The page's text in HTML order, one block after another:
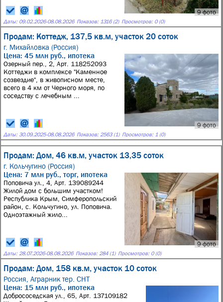
9 фото
Даты: 09.02.2026-08.08.2026 Показов: 1316 (2) Просмотров: 0 (0)
Продам: Коттедж, 137,5 кв.м, участок 20 соток
г. Михайловка (Россия)
9 фото
Цена: 45 млн руб., ипотека
Озерный пер., 2, Арт. 118252093
Коттеджи в комплексе "Каменное
созвездие", в живописном месте,
всего в 4 км от Черного моря, по
соседству с лечебным ...
Даты: 30.09.2025-08.08.2026 Показов: 2563 (1) Просмотров: 1 (0)
Продам: Дом, 46 кв.м, участок 13,35 соток
г. Кольчугино (Россия)
9 фото
Цена: 7 млн руб., торг, ипотека
Поповича ул., 4, Арт. 139089244
Жилой дом с большим участком!
Республика Крым, Симферопольский
район, с. Кольчугино, ул. Поповича.
Одноэтажный жило...
Даты: 28.07.2026-08.08.2026 Показов: 284 (1) Просмотров: 0 (0)
Продам: Дом, 158 кв.м, участок 10 соток
Россия, Аграрник тер. СНТ
Цена: 15 млн руб., ипотека
Добрососедская ул., 65, Арт. 137109182